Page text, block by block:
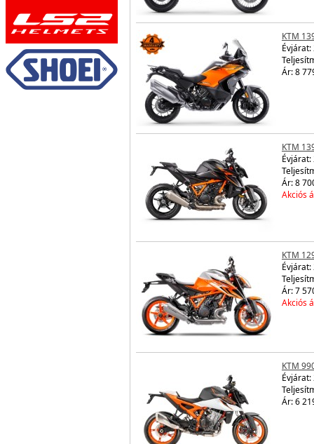
KTM
Évjárat:
Ár: 8
KTM
Évjárat:
Ár: 8
Akciós
KTM
Évjárat:
Ár: 7
Akciós
KTM
Évjárat:
Ár: 6